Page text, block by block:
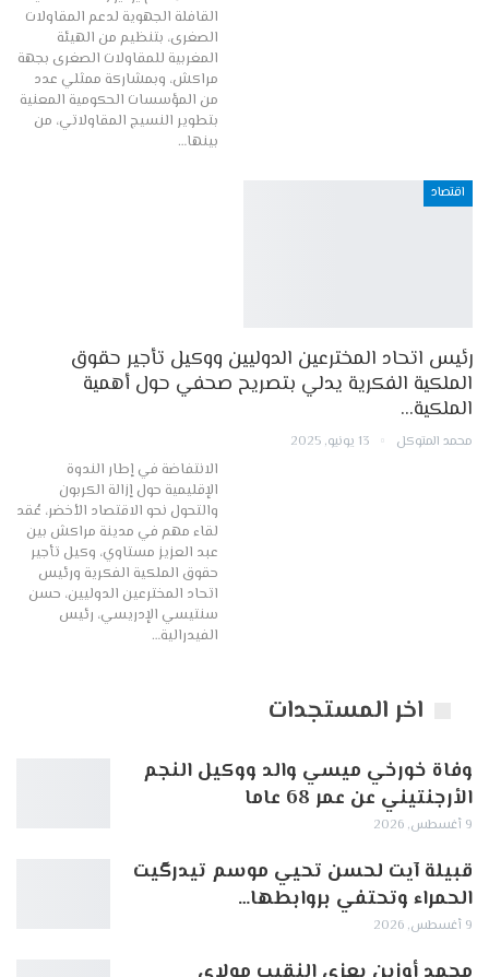
القافلة الجهوية لدعم المقاولات
الصغرى، بتنظيم من الهيئة
المغربية للمقاولات الصغرى بجهة
مراكش، وبمشاركة ممثلي عدد
من المؤسسات الحكومية المعنية
بتطوير النسيج المقاولاتي، من
بينها…
اقتصاد
رئيس اتحاد المخترعين الدوليين ووكيل تأجير حقوق
الملكية الفكرية يدلي بتصريح صحفي حول أهمية
الملكية…
محمد المتوكل 13 يونيو, 2025
الانتفاضة في إطار الندوة
الإقليمية حول إزالة الكربون
والتحول نحو الاقتصاد الأخضر، عُقد
لقاء مهم في مدينة مراكش بين
عبد العزيز مستاوي، وكيل تأجير
حقوق الملكية الفكرية ورئيس
اتحاد المخترعين الدوليين، حسن
سنتيسي الإدريسي، رئيس
الفيدرالية…
اخر المستجدات
وفاة خورخي ميسي والد ووكيل النجم
الأرجنتيني عن عمر 68 عاما
9 أغسطس, 2026
قبيلة آيت لحسن تحيي موسم تيدرگيت
الحمراء وتحتفي بروابطها…
9 أغسطس, 2026